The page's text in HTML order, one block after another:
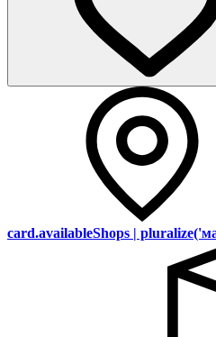
card.availableShops |